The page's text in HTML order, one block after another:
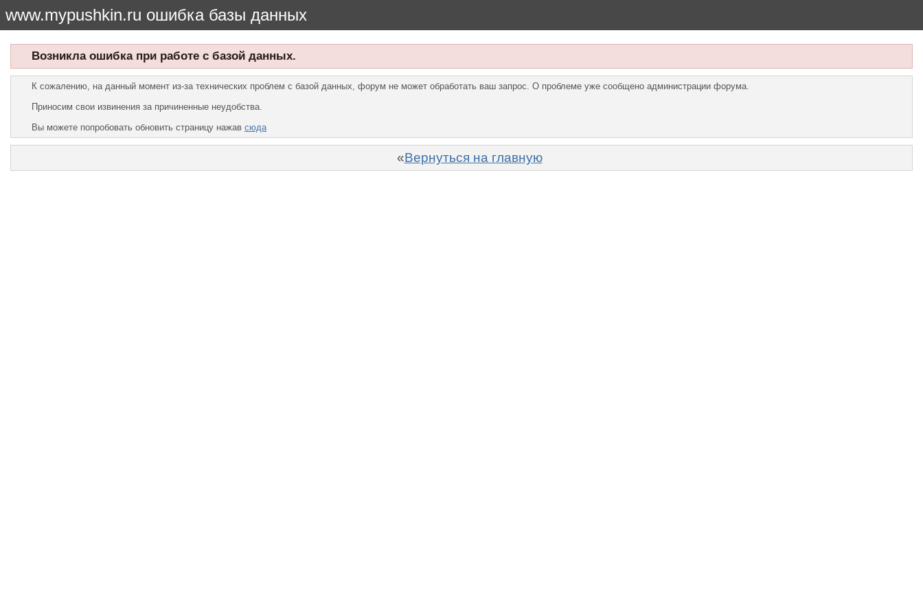
www.mypushkin.ru ошибка базы данных
Возникла ошибка при работе с базой данных.
К сожалению, на данный момент из-за технических проблем с базой данных, форум не может обработать ваш запрос. О проблеме уже сообщено администрации форума.
Приносим свои извинения за причиненные неудобства.
Вы можете попробовать обновить страницу нажав сюда
«Вернуться на главную